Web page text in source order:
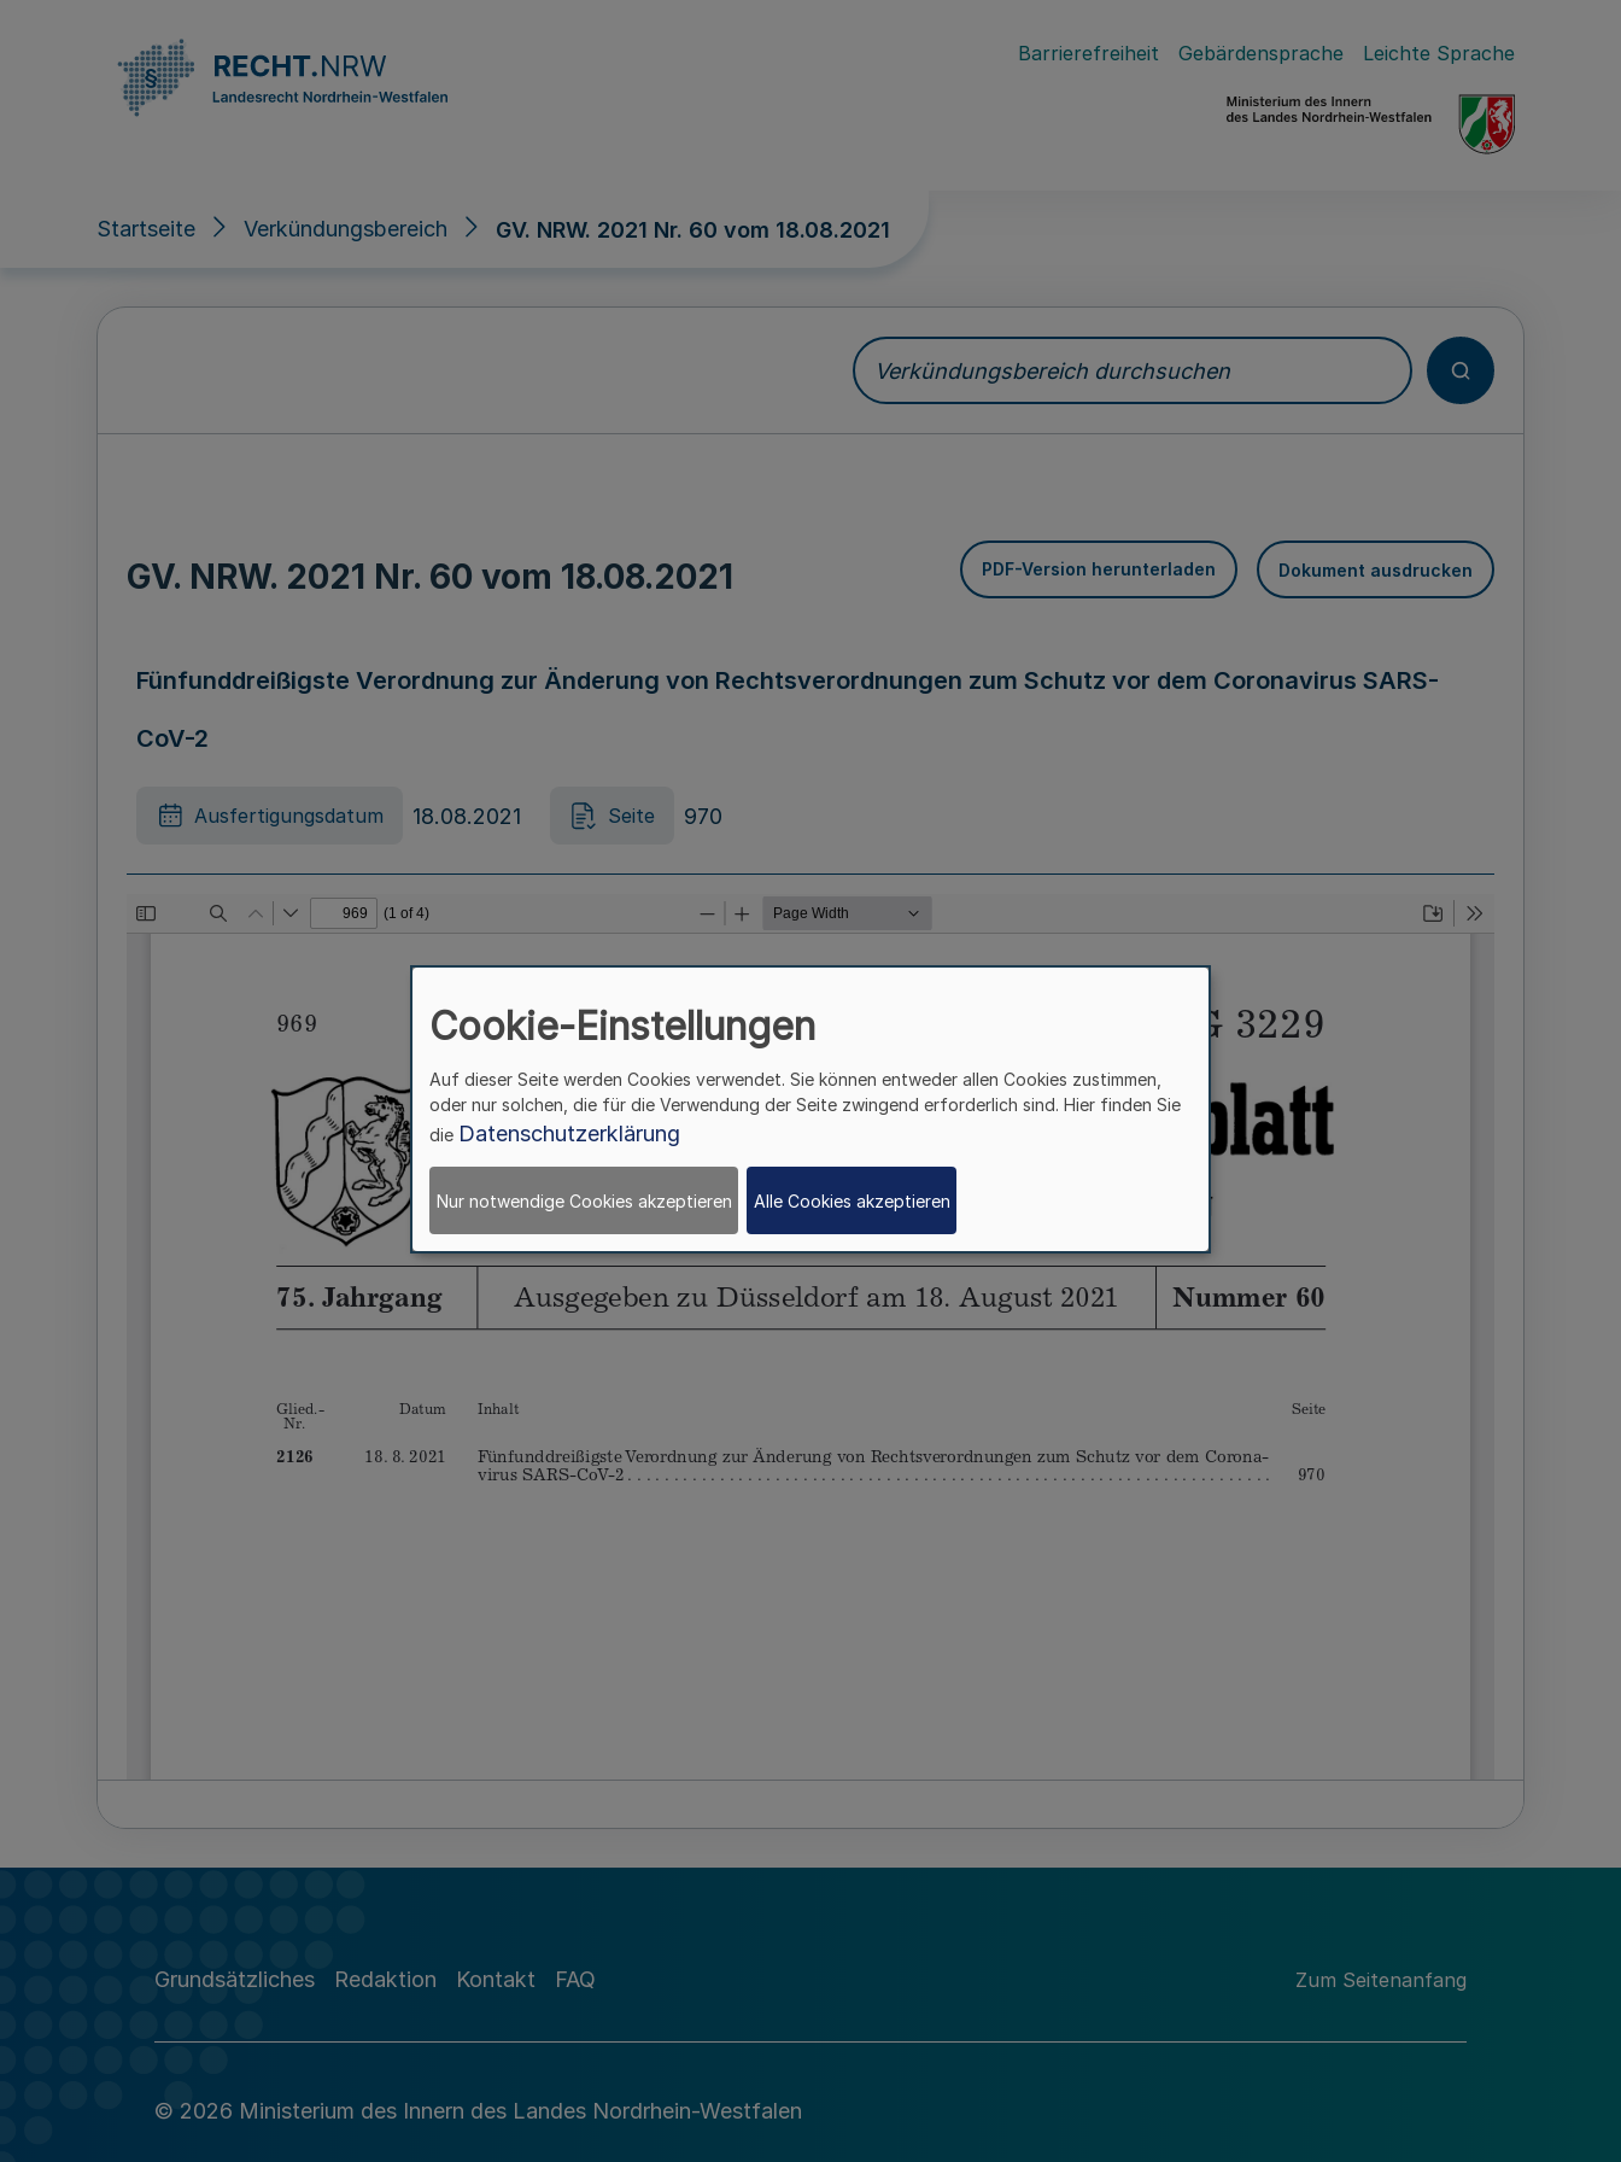
Barrierefreiheit Gebärdensprache Leichte Sprache
Startseite Verkündungsbereich GV. NRW. 2021 Nr. 60 vom 18.08.2021
Verkündungsbereich durchsuchen
GV. NRW. 2021 Nr. 60 vom 18.08.2021 PDF-Version herunterladen Dokument ausdrucken
Fünfunddreißigste Verordnung zur Änderung von Rechtsverordnungen zum Schutz vor dem Coronavirus SARS-
CoV-2
Ausfertigungsdatum 18.08.2021 Seite 970
Grundsätzliches Redaktion Kontakt FAQ Zum Seitenanfang
© 2026 Ministerium des Innern des Landes Nordrhein-Westfalen
Cookie-Einstellungen
Auf dieser Seite werden Cookies verwendet. Sie können entweder allen Cookies zustimmen,
oder nur solchen, die für die Verwendung der Seite zwingend erforderlich sind. Hier finden Sie
die Datenschutzerklärung
Nur notwendige Cookies akzeptieren Alle Cookies akzeptieren